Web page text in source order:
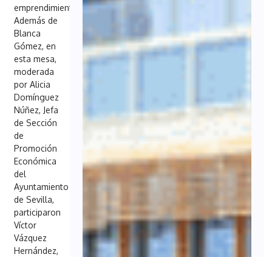
emprendimiento.
Además de
Blanca
Gómez, en
esta mesa,
moderada
por Alicia
Domínguez
Núñez, Jefa
de Sección
de
Promoción
Económica
del
Ayuntamiento
de Sevilla,
participaron
Víctor
Vázquez
Hernández,